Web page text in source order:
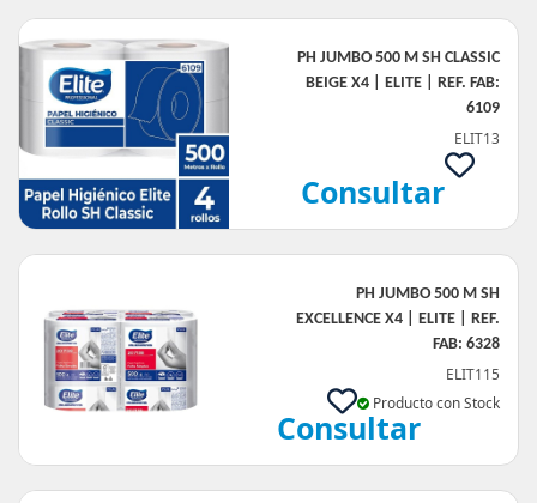
PH JUMBO 500 M SH CLASSIC
BEIGE X4 | ELITE | REF. FAB:
6109
ELIT13
Consultar
PH JUMBO 500 M SH
EXCELLENCE X4 | ELITE | REF.
FAB: 6328
ELIT115
Producto con Stock
Consultar